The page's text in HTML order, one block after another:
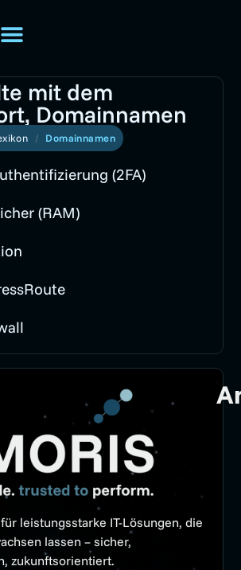
mit dem
Domainnamen
Domainnamen
(2FA)
(RAM)
leistungsstarke IT-Lösungen, die
lassen – sicher,
zukunftsorientiert.